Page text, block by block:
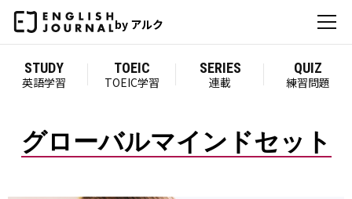
by アルク
STUDY
英語学習
TOEIC
TOEIC学習
SERIES
連載
QUIZ
練習問題
グローバルマインドセット